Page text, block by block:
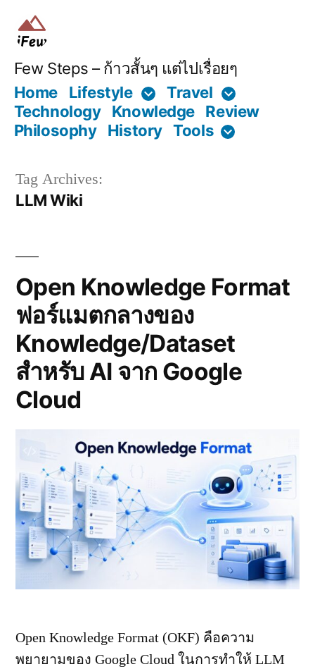
Few Steps – ก้าวสั้นๆ แต่ไปเรื่อยๆ
Home
Lifestyle
Travel
Technology
Knowledge Review
Philosophy
History Tools
Tag Archives:
LLM Wiki
Open Knowledge Format
ฟอร์แมตกลางของ
Knowledge/Dataset
สำหรับ AI จาก Google
Cloud
Open Knowledge Format (OKF) คือความ
พยายามของ Google Cloud ในการทำให้ LLM